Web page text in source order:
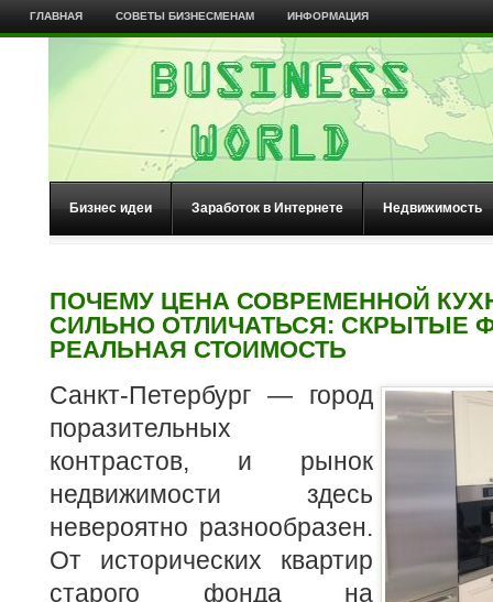
ГЛАВНАЯ СОВЕТЫ БИЗНЕСМЕНАМ ИНФОРМАЦИЯ
Бизнес идеи Заработок в Интернете Недвижимость
ПОЧЕМУ ЦЕНА СОВРЕМЕННОЙ
СИЛЬНО ОТЛИЧАТЬСЯ: СКРЫТЫЕ
РЕАЛЬНАЯ СТОИМОСТЬ
Санкт-Петербург — город
поразительных
контрастов, и рынок
недвижимости здесь
невероятно разнообразен.
От исторических квартир
старого фонда на